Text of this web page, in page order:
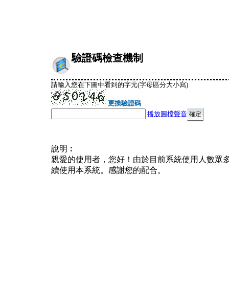
驗證碼檢查機制
請輸入您在下圖中看到的字元(字母區分大小寫)
更換驗證碼
播放圖檔聲音
說明︰
親愛的使用者，您好！由於目前系統使用人數眾
續使用本系統。感謝您的配合。